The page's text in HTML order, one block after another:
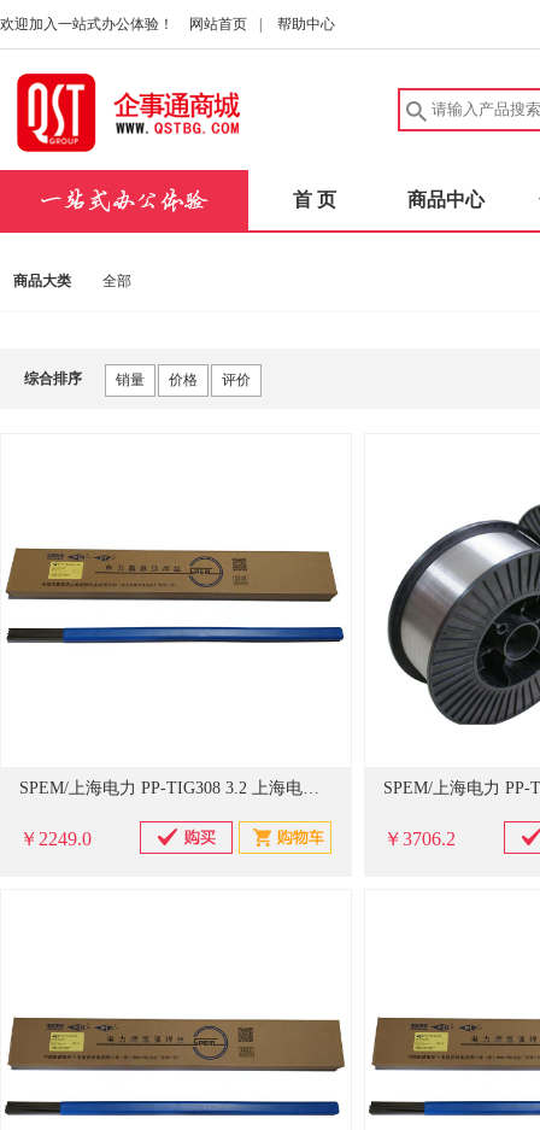
欢迎加入一站式办公体验！ 网站首页 帮助中心
首 页 商品中心
商品大类 全部
综合排序 销量 价格 评价
SPEM/上海电力 PP-TIG308 3.2 上海电力牌 承压设备用不锈钢钨极氩弧焊丝 PP-TIG308 3.2 20公斤/箱 单位：箱 (单位：箱)
￥2249.0 ￥3706.2